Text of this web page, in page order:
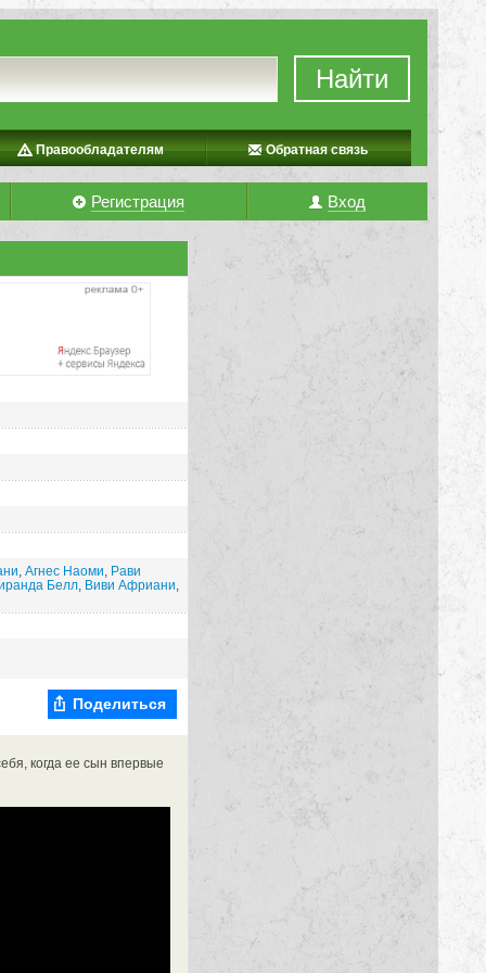
Найти
Правообладателям Обратная связь
Регистрация Вход
, Агнес Наоми, Рави
Белл, Виви Африани,
Поделиться
когда ее сын впервые